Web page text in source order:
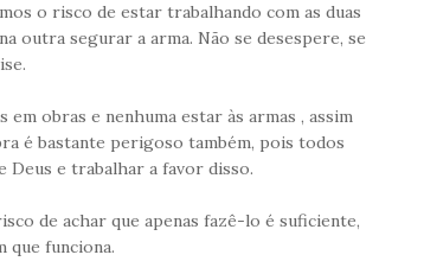
o risco de estar trabalhando com as duas
outra segurar a arma. Não se desespere, se
obras e nenhuma estar às armas , assim
é bastante perigoso também, pois todos
Deus e trabalhar a favor disso.
de achar que apenas fazê-lo é suficiente,
que funciona.